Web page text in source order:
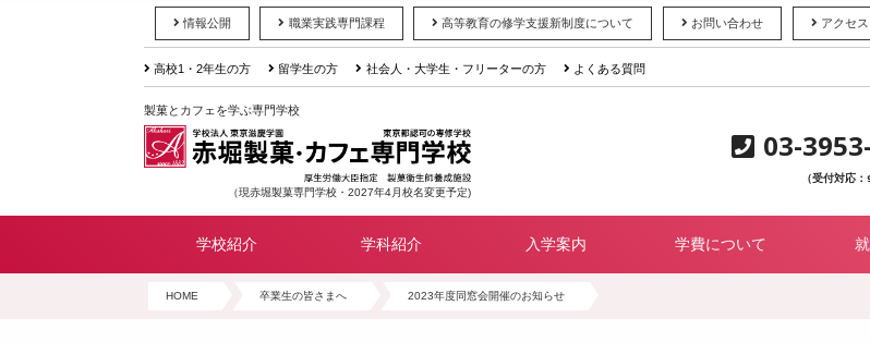
情報公開 職業実践専門課程 高等教育の修学支援新制度について お問い合わせ アクセス
高校1・2年生の方 留学生の方 社会人・大学生・フリーターの方 よくある質問
製菓とカフェを学ぶ専門学校
（現赤堀製菓専門学校・2027年4月校名変更予定)
03-
（受付対応：
学校紹介 学科紹介 入学案内 学費について
HOME 卒業生の皆さまへ 2023年度同窓会開催のお知らせ